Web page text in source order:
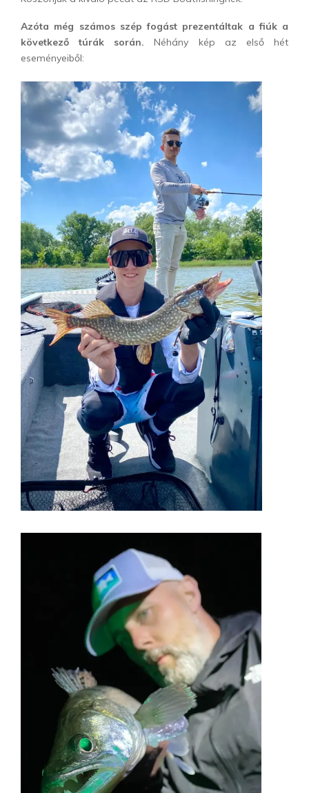
Azóta még számos szép fogást prezentáltak a fiúk a
következő túrák során. Néhány kép az első hét
eseményeiből: